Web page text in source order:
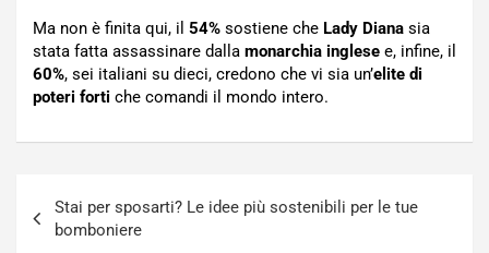
Ma non è finita qui, il 54% sostiene che Lady Diana sia
stata fatta assassinare dalla monarchia inglese e, infine, il
60%, sei italiani su dieci, credono che vi sia un’elite di
poteri forti che comandi il mondo intero.
articoli
Stai per sposarti? Le idee più sostenibili per le tue
bomboniere